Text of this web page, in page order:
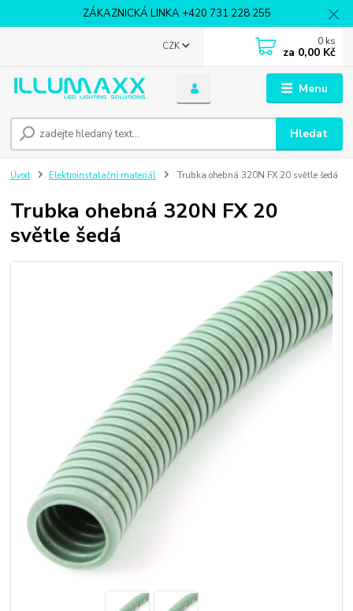
ZÁKAZNICKÁ LINKA +420 731 228 255
Menu
CZK
Hledat
0 ks
za 0,00 Kč
Úvod Elektroinstalační materiál Trubka ohebná 320N FX 20 světle šedá
Trubka ohebná 320N FX 20
světle šedá